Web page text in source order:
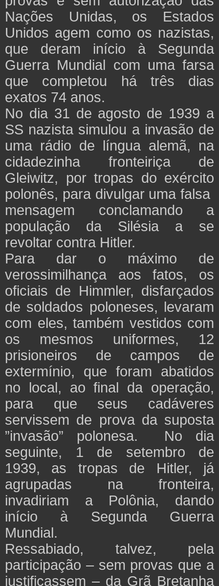
Nações Unidas, os Estados
Unidos agem como os nazistas,
que deram início à Segunda
Guerra Mundial com uma farsa
que completou há três dias
exatos 74 anos.
No dia 31 de agosto de 1939 a
SS nazista simulou a invasão de
uma rádio de língua alemã, na
cidadezinha fronteiriça de
Gleiwitz, por tropas do exército
polonês, para divulgar uma falsa
mensagem conclamando a
população da Silésia a se
revoltar contra Hitler.
Para dar o máximo de
verossimilhança aos fatos, os
oficiais de Himmler, disfarçados
de soldados poloneses, levaram
com eles, também vestidos com
os mesmos uniformes, 12
prisioneiros de campos de
extermínio, que foram abatidos
no local, ao final da operação,
para que seus cadáveres
servissem de prova da suposta
”invasão” polonesa. No dia
seguinte, 1 de setembro de
1939, as tropas de Hitler, já
agrupadas na fronteira,
invadiriam a Polônia, dando
início à Segunda Guerra
Mundial.
Ressabiado, talvez, pela
participação – sem provas que a
justificassem – da Grã Bretanha